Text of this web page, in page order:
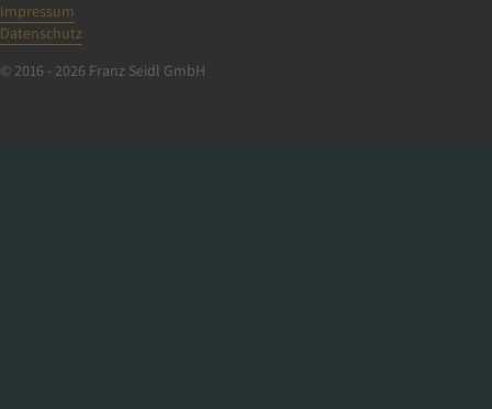
Impressum
Datenschutz
© 2016 - 2026 Franz Seidl GmbH